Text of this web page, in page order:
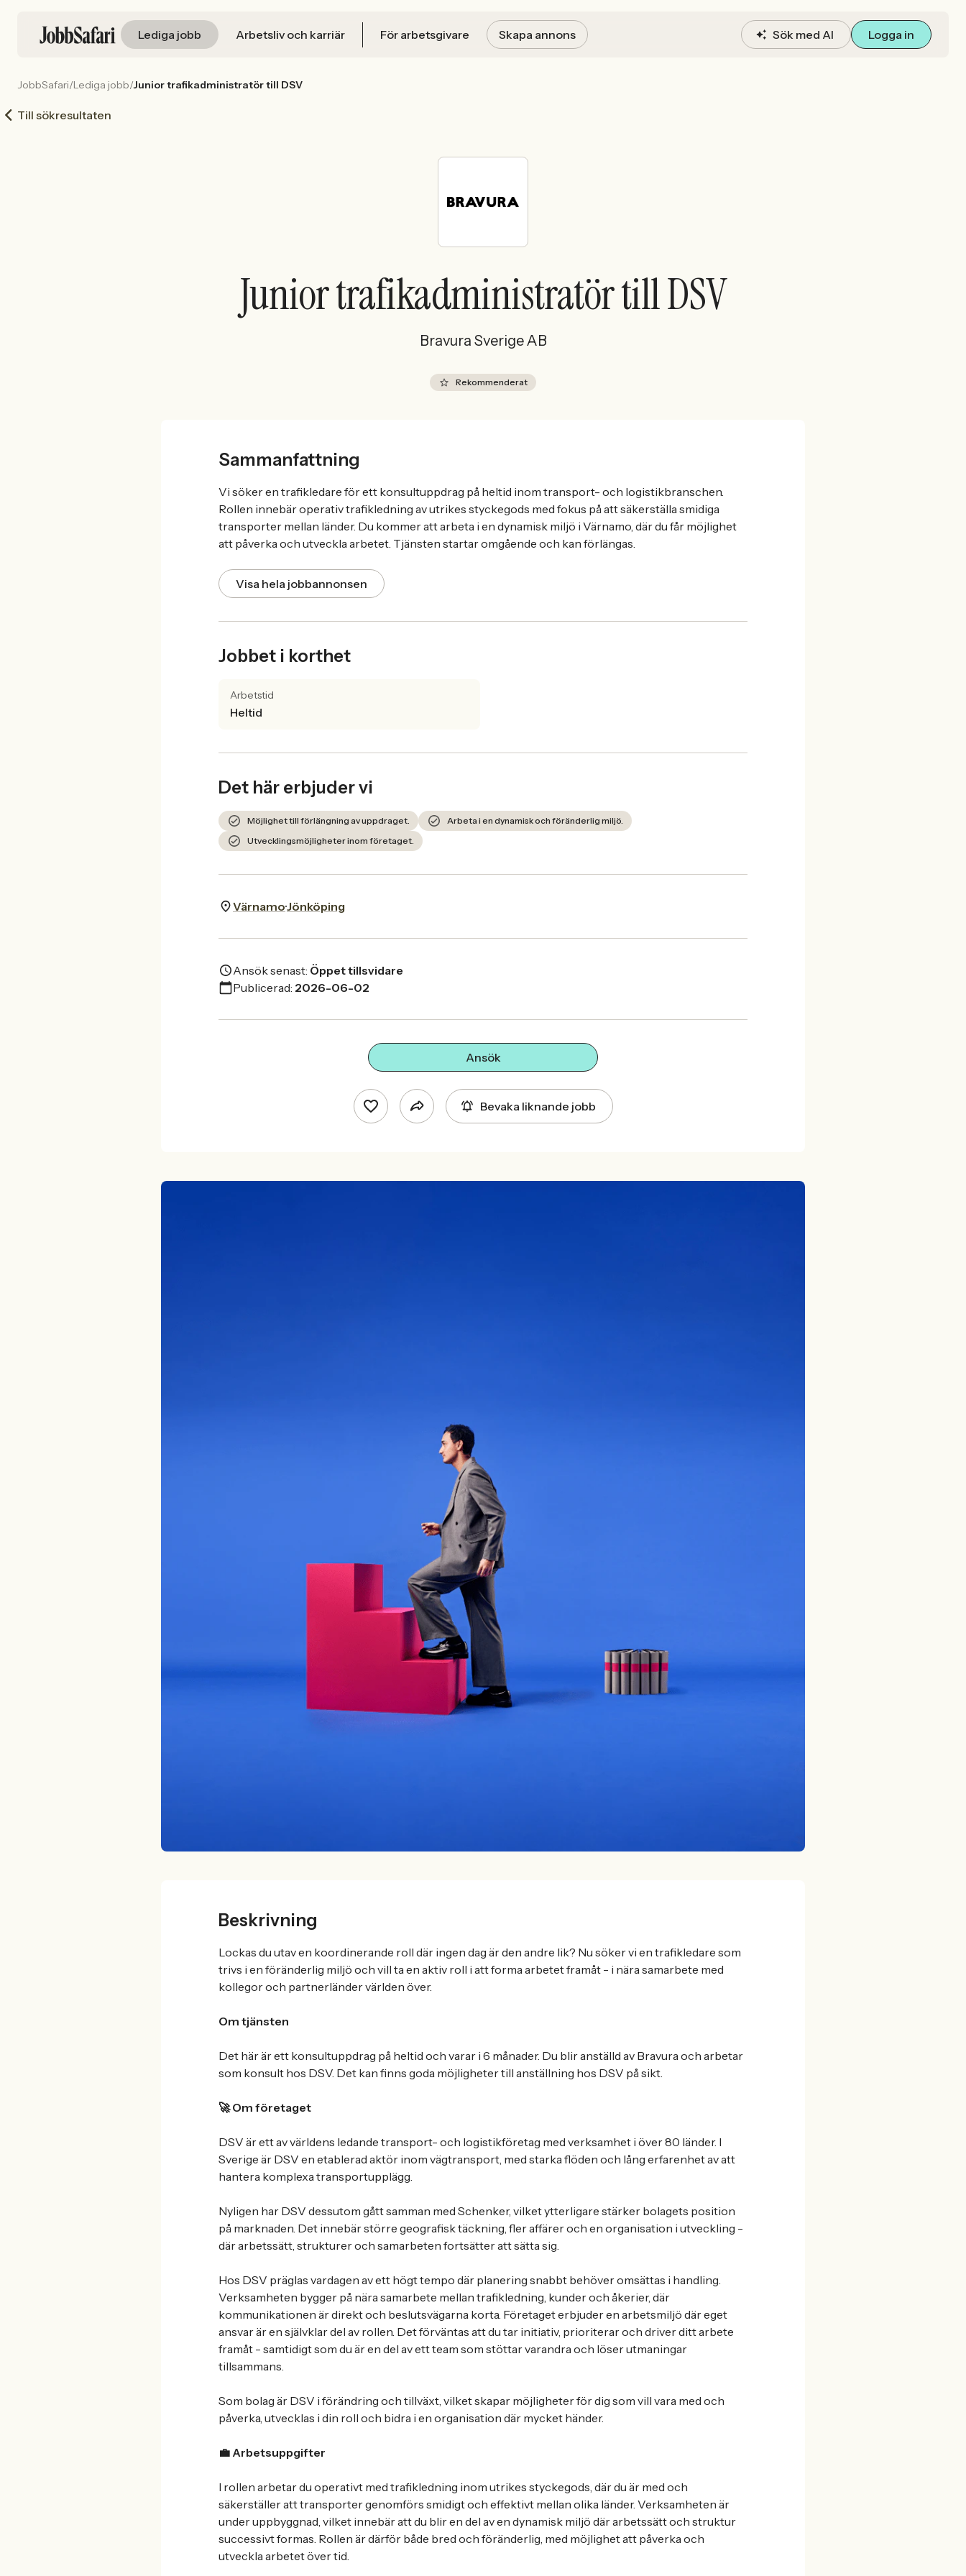
Lediga jobb Arbetsliv och karriär För arbetsgivare Skapa annons Sök med AI Logga in
JobbSafari/Lediga jobb/Junior trafikadministratör till DSV
Till sökresultaten
Junior trafikadministratör till DSV
Bravura Sverige AB
Rekommenderat
Sammanfattning
Vi söker en trafikledare för ett konsultuppdrag på heltid inom transport- och logistikbranschen.
Rollen innebär operativ trafikledning av utrikes styckegods med fokus på att säkerställa smidiga
transporter mellan länder. Du kommer att arbeta i en dynamisk miljö i Värnamo, där du får möjlighet
att påverka och utveckla arbetet. Tjänsten startar omgående och kan förlängas.
Visa hela jobbannonsen
Jobbet i korthet
Arbetstid
Heltid
Det här erbjuder vi
Möjlighet till förlängning av uppdraget.
Arbeta i en dynamisk och föränderlig miljö.
Utvecklingsmöjligheter inom företaget.
VärnamoJönköping
Ansök senast: Öppet tillsvidare
Publicerad: 2026-06-02
Ansök
Bevaka liknande jobb
Beskrivning
Lockas du utav en koordinerande roll där ingen dag är den andre lik? Nu söker vi en trafikledare som
trivs i en föränderlig miljö och vill ta en aktiv roll i att forma arbetet framåt - i nära samarbete med
kollegor och partnerländer världen över.
Om tjänsten
Det här är ett konsultuppdrag på heltid och varar i 6 månader. Du blir anställd av Bravura och arbetar
som konsult hos DSV. Det kan finns goda möjligheter till anställning hos DSV på sikt.
🚀 Om företaget
DSV är ett av världens ledande transport- och logistikföretag med verksamhet i över 80 länder. I
Sverige är DSV en etablerad aktör inom vägtransport, med starka flöden och lång erfarenhet av att
hantera komplexa transportupplägg.
Nyligen har DSV dessutom gått samman med Schenker, vilket ytterligare stärker bolagets position
på marknaden. Det innebär större geografisk täckning, fler affärer och en organisation i utveckling -
där arbetssätt, strukturer och samarbeten fortsätter att sätta sig.
Hos DSV präglas vardagen av ett högt tempo där planering snabbt behöver omsättas i handling.
Verksamheten bygger på nära samarbete mellan trafikledning, kunder och åkerier, där
kommunikationen är direkt och beslutsvägarna korta. Företaget erbjuder en arbetsmiljö där eget
ansvar är en självklar del av rollen. Det förväntas att du tar initiativ, prioriterar och driver ditt arbete
framåt - samtidigt som du är en del av ett team som stöttar varandra och löser utmaningar
tillsammans.
Som bolag är DSV i förändring och tillväxt, vilket skapar möjligheter för dig som vill vara med och
påverka, utvecklas i din roll och bidra i en organisation där mycket händer.
💼 Arbetsuppgifter
I rollen arbetar du operativt med trafikledning inom utrikes styckegods, där du är med och
säkerställer att transporter genomförs smidigt och effektivt mellan olika länder. Verksamheten är
under uppbyggnad, vilket innebär att du blir en del av en dynamisk miljö där arbetssätt och struktur
successivt formas. Rollen är därför både bred och föränderlig, med möjlighet att påverka och
utveckla arbetet över tid.